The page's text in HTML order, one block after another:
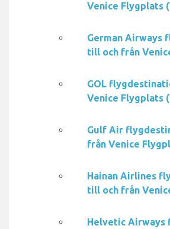
Venice Flygplats
German Airways
till och från
GOL
Venice Flygplats
Gulf Air
från Venice
Hainan Airlines
till och från
Helvetic